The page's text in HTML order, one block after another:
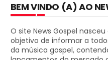
BEM VINDO (A) AO
O site News Gospel
objetivo de informar a
da música gospel,